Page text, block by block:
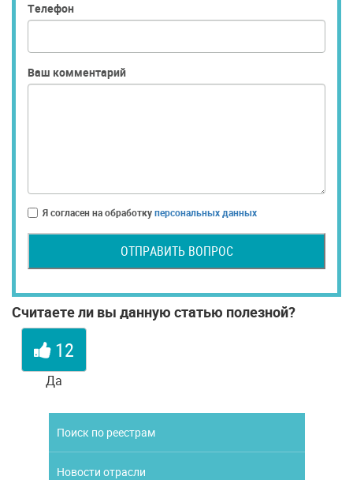
Телефон
Ваш комментарий
Я согласен на обработкуперсональных данных
ОТПРАВИТЬ ВОПРОС
Считаете ли вы данную статью полезной?
12
Да
Поиск по реестрам
Новости отрасли